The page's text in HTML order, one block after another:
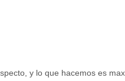
y lo que hacemos es